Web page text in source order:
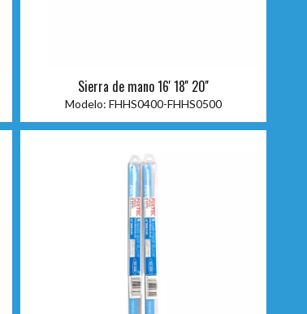
Sierra de mano 16' 18'' 20''
Modelo: FHHS0400-FHHS0500